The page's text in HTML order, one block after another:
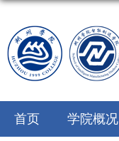
首页 学院概况